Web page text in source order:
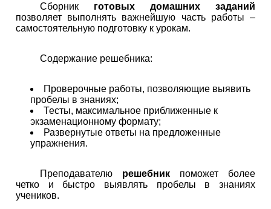
Сборник готовых домашних заданий
позволяет выполнять важнейшую часть работы –
самостоятельную подготовку к урокам.
Содержание решебника:
Проверочные работы, позволяющие выявить
пробелы в знаниях;
Тесты, максимальное приближенные к
экзаменационному формату;
Развернутые ответы на предложенные
упражнения.
Преподавателю решебник поможет более
четко и быстро выявлять пробелы в знаниях
учеников.